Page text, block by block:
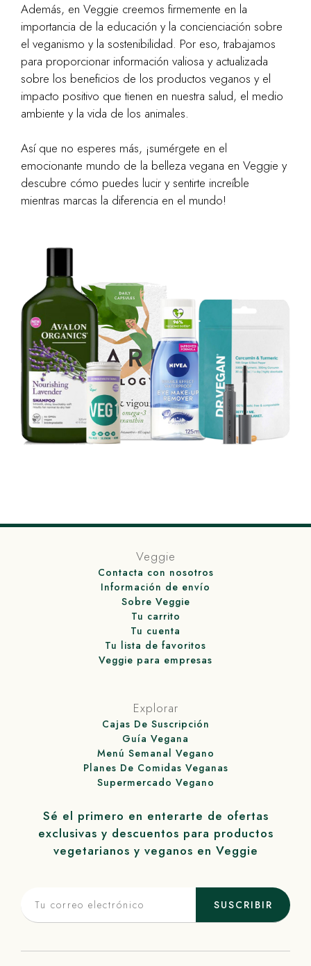
Además, en Veggie creemos firmemente en la
importancia de la educación y la concienciación sobre
el veganismo y la sostenibilidad. Por eso, trabajamos
para proporcionar información valiosa y actualizada
sobre los beneficios de los productos veganos y el
impacto positivo que tienen en nuestra salud, el medio
ambiente y la vida de los animales.
Así que no esperes más, ¡sumérgete en el
emocionante mundo de la belleza vegana en Veggie y
descubre cómo puedes lucir y sentirte increíble
mientras marcas la diferencia en el mundo!
Veggie
Contacta con nosotros
Información de envío
Sobre Veggie
Tu carrito
Tu cuenta
Tu lista de favoritos
Veggie para empresas
Explorar
Cajas De Suscripción
Guía Vegana
Menú Semanal Vegano
Planes De Comidas Veganas
Supermercado Vegano
Sé el primero en enterarte de ofertas
exclusivas y descuentos para productos
vegetarianos y veganos en Veggie
SUSCRIBIR